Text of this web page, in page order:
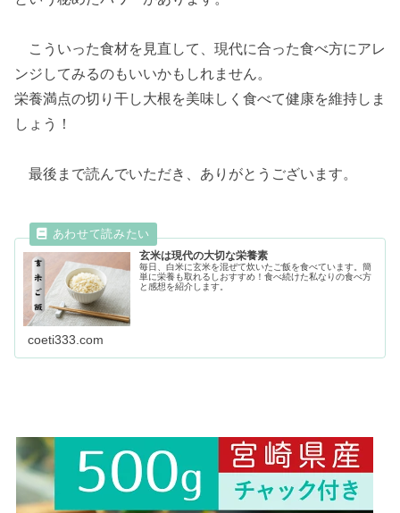
こういった食材を見直して、現代に合った食べ方にアレ
ンジしてみるのもいいかもしれません。
栄養満点の切り干し大根を美味しく食べて健康を維持しま
しょう！
最後まで読んでいただき、ありがとうございます。
玄米は現代の大切な栄養素
毎日、白米に玄米を混ぜて炊いたご飯を食べています。簡
単に栄養も取れるしおすすめ！食べ続けた私なりの食べ方
と感想を紹介します。
coeti333.com